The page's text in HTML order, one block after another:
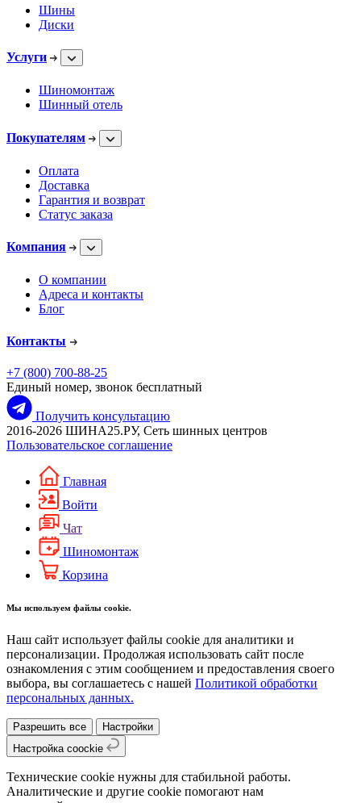
Шины
Диски
Услуги
Шиномонтаж
Шинный отель
Покупателям
Оплата
Доставка
Гарантия и возврат
Статус заказа
Компания
О компании
Адреса и контакты
Блог
Контакты
+7 (800) 700-88-25
Единый номер, звонок бесплатный
Получить консультацию
2016-2026 ШИНА25.РУ, Сеть шинных центров
Пользовательское соглашение
Главная
Войти
Чат
Шиномонтаж
Корзина
Мы используем файлы cookie.
Наш сайт использует файлы cookie для аналитики и
персонализации. Продолжая использовать сайт после
ознакомления с этим сообщением и предоставления своего
выбора, вы соглашаетесь с нашей Политикой обработки
персональных данных.
Разрешить все
Настройки
Настройка coockie
Технические cookie нужны для стабильной работы.
Аналитические и другие cookie помогают нам